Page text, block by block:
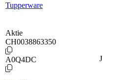
Tupperware
Aktie
CH0038863350
A0Q4DC J